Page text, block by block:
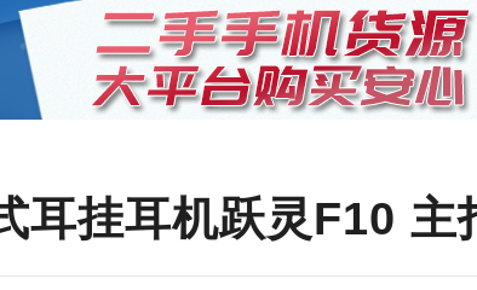
耳挂耳机跃灵F10 主